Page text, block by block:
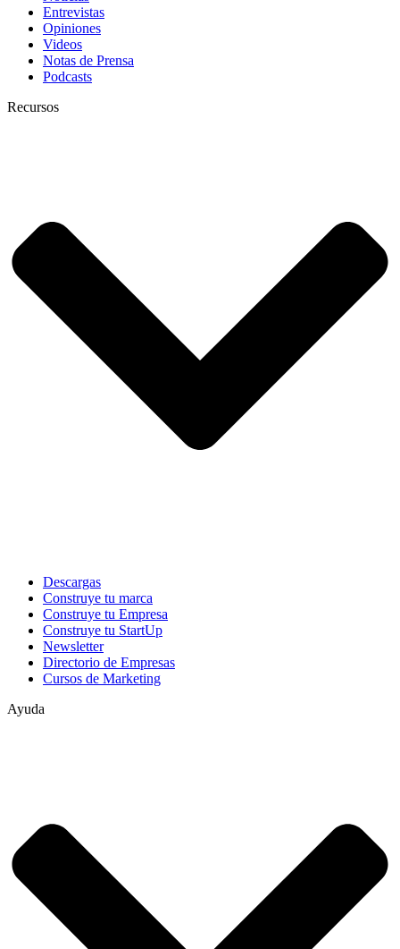
Entrevistas
Opiniones
Videos
Notas de Prensa
Podcasts
Recursos
Descargas
Construye tu marca
Construye tu Empresa
Construye tu StartUp
Newsletter
Directorio de Empresas
Cursos de Marketing
Ayuda